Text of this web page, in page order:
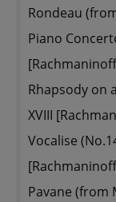
Rondeau
Piano
Rhapsody on
XVIII
Vocalise
Pavane